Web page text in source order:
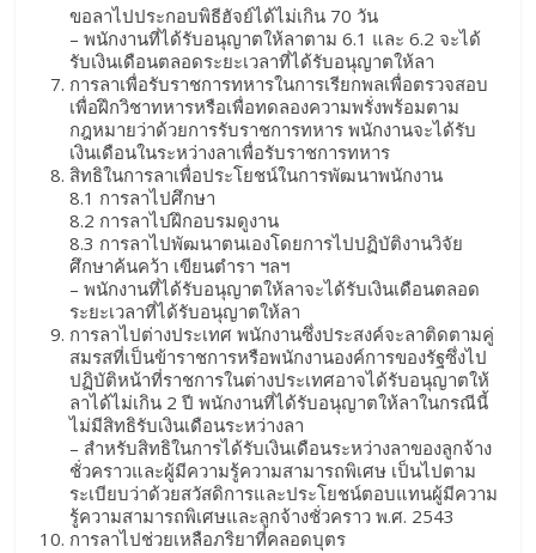
ขอลาไปประกอบพิธีฮัจย์ได้ไม่เกิน 70 วัน
– พนักงานที่ได้รับอนุญาตให้ลาตาม 6.1 และ 6.2 จะได้
รับเงินเดือนตลอดระยะเวลาที่ได้รับอนุญาตให้ลา
การลาเพื่อรับราชการทหารในการเรียกพลเพื่อตรวจสอบ
เพื่อฝึกวิชาทหารหรือเพื่อทดลองความพรั่งพร้อมตาม
กฎหมายว่าด้วยการรับราชการทหาร พนักงานจะได้รับ
เงินเดือนในระหว่างลาเพื่อรับราชการทหาร
สิทธิในการลาเพื่อประโยชน์ในการพัฒนาพนักงาน
8.1 การลาไปศึกษา
8.2 การลาไปฝึกอบรมดูงาน
8.3 การลาไปพัฒนาตนเองโดยการไปปฏิบัติงานวิจัย
ศึกษาค้นคว้า เขียนตำรา ฯลฯ
– พนักงานที่ได้รับอนุญาตให้ลาจะได้รับเงินเดือนตลอด
ระยะเวลาที่ได้รับอนุญาตให้ลา
การลาไปต่างประเทศ พนักงานซึ่งประสงค์จะลาติดตามคู่
สมรสที่เป็นข้าราชการหรือพนักงานองค์การของรัฐซึ่งไป
ปฏิบัติหน้าที่ราชการในต่างประเทศอาจได้รับอนุญาตให้
ลาได้ไม่เกิน 2 ปี พนักงานที่ได้รับอนุญาตให้ลาในกรณีนี้
ไม่มีสิทธิรับเงินเดือนระหว่างลา
– สำหรับสิทธิในการได้รับเงินเดือนระหว่างลาของลูกจ้าง
ชั่วคราวและผู้มีความรู้ความสามารถพิเศษ เป็นไปตาม
ระเบียบว่าด้วยสวัสดิการและประโยชน์ตอบแทนผู้มีความ
รู้ความสามารถพิเศษและลูกจ้างชั่วคราว พ.ศ. 2543
การลาไปช่วยเหลือภริยาที่คลอดบุตร